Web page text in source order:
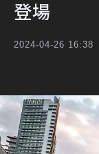
登場
2024-04-26 16:38